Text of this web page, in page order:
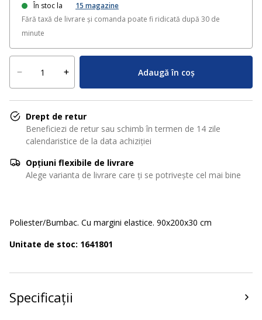
În stoc la 15 magazine
Fără taxă de livrare și comanda poate fi ridicată după 30 de
minute
Adaugă în coș
Drept de retur
Beneficiezi de retur sau schimb în termen de 14 zile
calendaristice de la data achiziției
Opțiuni flexibile de livrare
Alege varianta de livrare care ți se potrivește cel mai bine
Poliester/Bumbac. Cu margini elastice. 90x200x30 cm
Unitate de stoc: 1641801
Specificații